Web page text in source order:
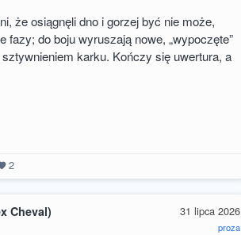
że osiągnęli dno i gorzej być nie może,
fazy; do boju wyruszają nowe, „wypoczęte”
karku. Kończy się uwertura, a
2
31 lipca 2026
proza
Cheval)